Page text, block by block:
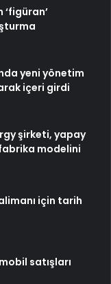
‘figüran’
yeni yönetim
içeri girdi
şirketi, yapay
modelini
için tarih
satışları